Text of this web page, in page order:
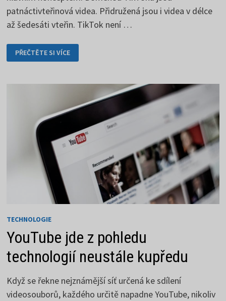
patnáctivteřinová videa. Přidružená jsou i videa v délce
až šedesáti vteřin. TikTok není …
TIKTOK
A
MARKETING
DOHROMADY
PŘEČTĚTE SI VÍCE
TECHNOLOGIE
YouTube jde z pohledu
technologií neustále kupředu
Když se řekne nejznámější síť určená ke sdílení
videosouborů, každého určitě napadne YouTube, nikoliv